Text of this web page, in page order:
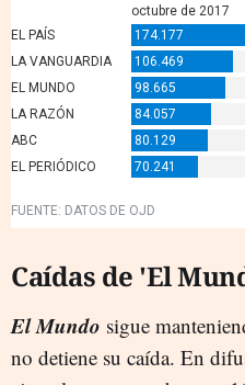
Caídas de 'El
El Mundo sigue
no detiene su caída. En